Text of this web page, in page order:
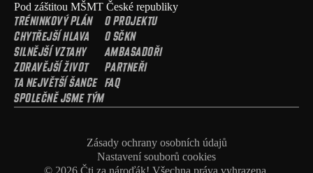
Pod záštitou MŠMT České republiky
TRÉNINKOVÝ PLÁN
CHYTŘEJŠÍ HLAVA
SILNĚJŠÍ VZTAHY
ZDRAVĚJŠÍ ŽIVOT
TA NEJVĚTŠÍ ŠANCE
SPOLEČNĚ JSME TÝM
O PROJEKTU
O SČKN
AMBASADOŘI
PARTNEŘI
FAQ
Zásady ochrany osobních údajů
Nastavení souborů cookies